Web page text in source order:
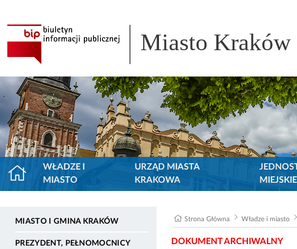
Miasto Kraków
WŁADZE I
MIASTO
URZĄD MIASTA
KRAKOWA
MIEJSKIE
MIASTO I GMINA KRAKÓW
PREZYDENT, PEŁNOMOCNICY
Strona Główna Władze i miasto
DOKUMENT ARCHIWALNY